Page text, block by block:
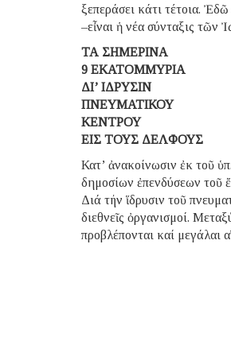
ξεπεράσει κάτι τέτοια.
–εἶναι ἡ νέα σύνταξις τῶν
ΤΑ ΣΗΜΕΡΙΝΑ
9 ΕΚΑΤΟΜΜΥΡΙΑ
ΔΙ’ ΙΔΡΥΣΙΝ
ΠΝΕΥΜΑΤΙΚΟΥ
ΚΕΝΤΡΟΥ
ΕΙΣ ΤΟΥΣ ΔΕΛΦΟΥΣ
Κατ’ ἀνακοίνωσιν ἐκ τοῦ
δημοσίων ἐπενδύσεων τοῦ
Διά τήν ἵδρυσιν τοῦ
διεθνεῖς ὀργανισμοί.
προβλέπονται καί μεγάλαι